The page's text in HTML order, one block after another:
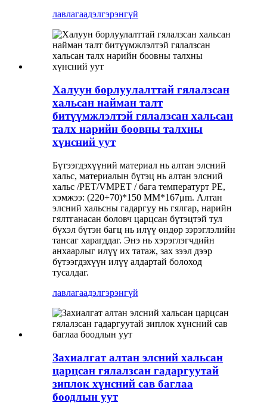
лавлагаадэлгэрэнгүй
Халуун борлуулалттай гялалзсан
хальсан найман талт
битүүмжлэлтэй гялалзсан хальсан
талх нарийн боовны талхны
хүнсний уут
Бүтээгдэхүүний материал нь алтан элсний
хальс, материалын бүтэц нь алтан элсний
хальс /PET/VMPET / бага температурт PE,
хэмжээ: (220+70)*150 MM*167μm. Алтан
элсний хальсны гадаргуу нь гялгар, нарийн
гялтганасан боловч царцсан бүтэцтэй тул
бүхэл бүтэн багц нь илүү өндөр зэрэглэлийн
тансаг харагддаг. Энэ нь хэрэглэгчдийн
анхаарлыг илүү их татаж, зах зээл дээр
бүтээгдэхүүн илүү алдартай болоход
тусалдаг.
лавлагаадэлгэрэнгүй
Захиалгат алтан элсний хальсан
царцсан гялалзсан гадаргуутай
зиплок хүнсний сав баглаа
боодлын уут